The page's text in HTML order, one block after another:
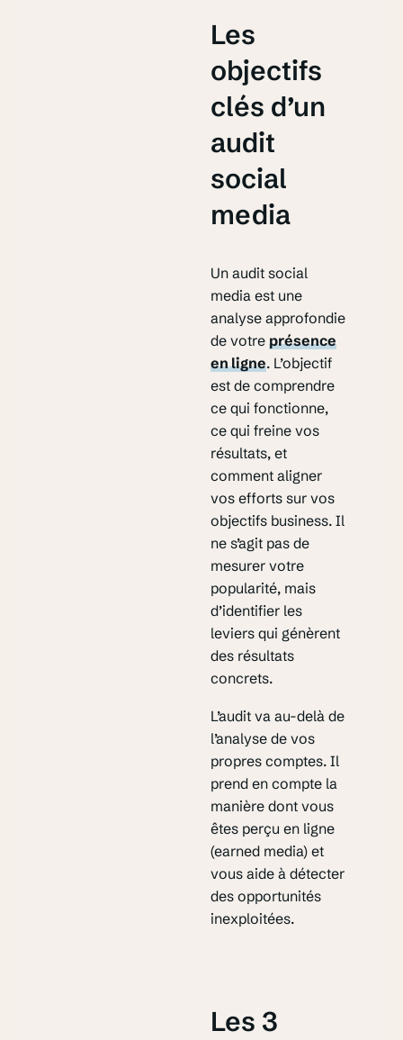
Les
objectifs
clés d’un
audit
social
media
Un audit social
media est une
analyse approfondie
de votre présence
en ligne. L’objectif
est de comprendre
ce qui fonctionne,
ce qui freine vos
résultats, et
comment aligner
vos efforts sur vos
objectifs business. Il
ne s’agit pas de
mesurer votre
popularité, mais
d’identifier les
leviers qui génèrent
des résultats
concrets.
L’audit va au-delà de
l’analyse de vos
propres comptes. Il
prend en compte la
manière dont vous
êtes perçu en ligne
(earned media) et
vous aide à détecter
des opportunités
inexploitées.
Les 3